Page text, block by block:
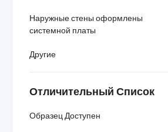
Наружные стены оформлены
системной платы
Другие
Отличительный Список
Образец Доступен